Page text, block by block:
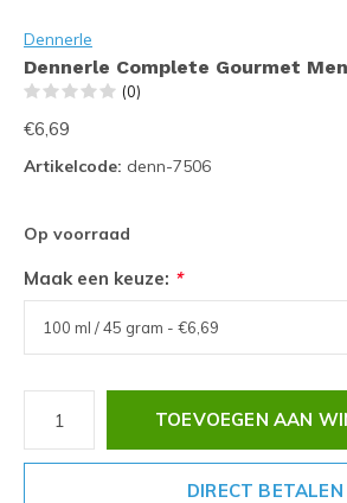
Dennerle
Dennerle Complete Gourmet
(0)
€6,69
Artikelcode: denn-7506
Op voorraad
Maak een keuze: *
TOEVOEGEN AAN
DIRECT BETALEN